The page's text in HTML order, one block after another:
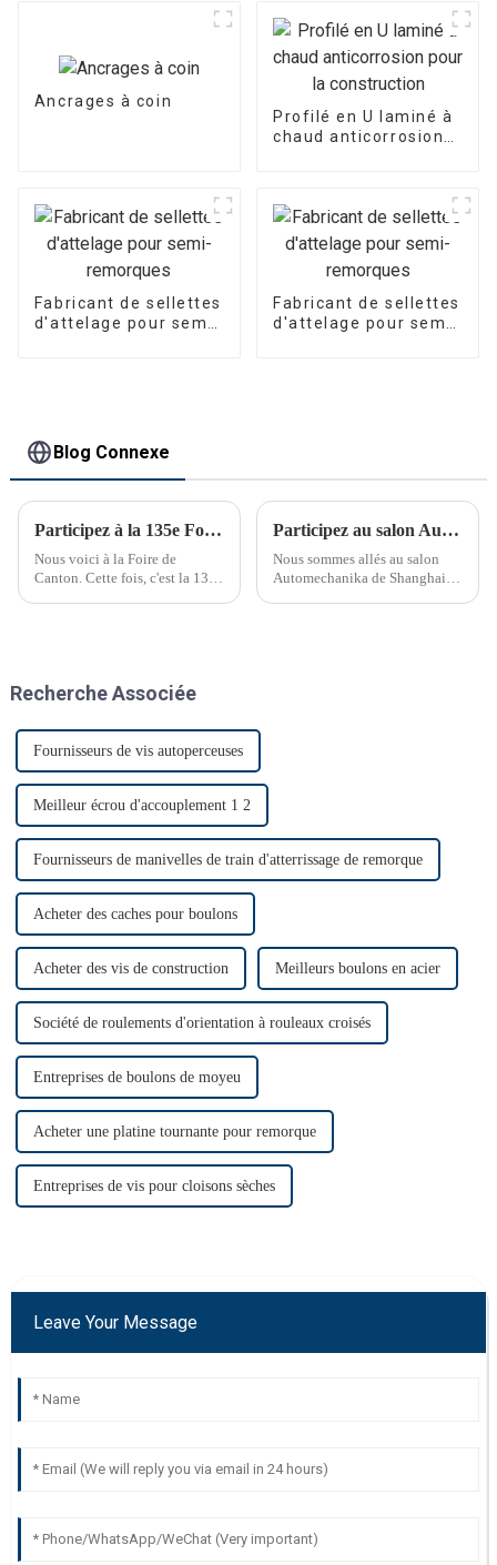
Ancrages à coin
Profilé en U laminé à
chaud anticorrosion
Fabricant de sellettes
d'attelage pour semi-
Fabricant de sellettes
d'attelage pour semi-
Blog Connexe
Participez à la 135e Foire de Canton
Nous voici à la Foire de
Canton. Cette fois, c'est la 135e
Participez au salon Automechanika de Shanghai
Nous sommes allés au salon
Automechanika de Shanghai
Recherche Associée
Fournisseurs de vis autoperceuses
Meilleur écrou d'accouplement 1 2
Fournisseurs de manivelles de train d'atterrissage de remorque
Acheter des caches pour boulons
Acheter des vis de construction Meilleurs boulons en acier
Société de roulements d'orientation à rouleaux croisés
Entreprises de boulons de moyeu
Acheter une platine tournante pour remorque
Entreprises de vis pour cloisons sèches
Leave Your Message